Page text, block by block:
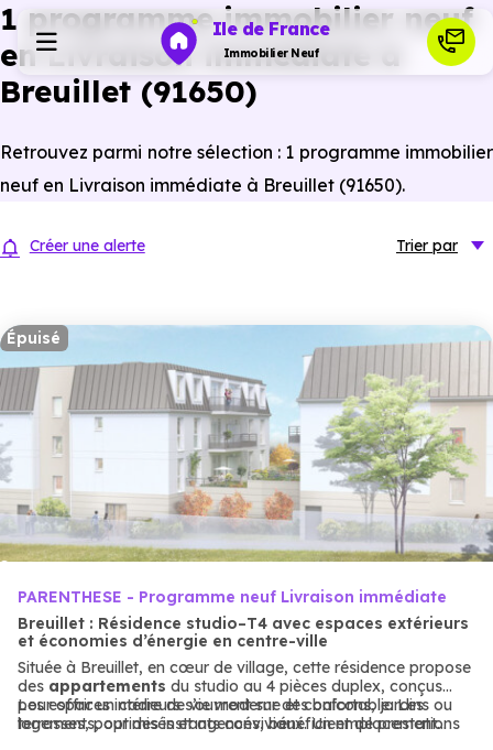
Ile de France
Immobilier Neuf
Actualités
Ressources
Financer
1 programme immobilier neuf
en Livraison immédiate à
Breuillet (91650)
Retrouvez parmi notre sélection : 1 programme immobilier
neuf en Livraison immédiate à Breuillet (91650).
Créer une alerte Trier par
Épuisé
PARENTHESE - Programme neuf Livraison immédiate
Breuillet : Résidence studio–T4 avec espaces extérieurs
et économies d’énergie en centre-ville
Située à Breuillet, en cœur de village, cette résidence propose
des appartements du studio au 4 pièces duplex, conçus
pour offrir un cadre de vie moderne et confortable. Les
logements, optimisés et agencés, bénéficient de prestations
Les espaces intérieurs s’ouvrent sur des balcons, jardins ou
terrasses, pour des instants conviviaux. Un emplacement